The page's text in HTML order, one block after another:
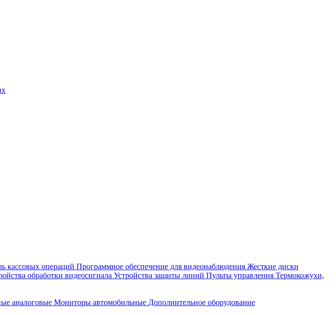
кассовых операций Программное обеспечение для видеонаблюдения Жесткие диски
обработки видеосигнала Устройства защиты линий Пульты управления Термокожухи,
аналоговые Мониторы автомобильные Дополнительное оборудование